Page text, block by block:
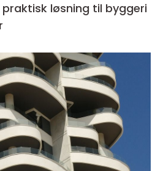
løsning til byggeri